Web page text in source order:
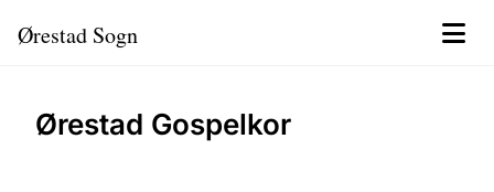
Ørestad Sogn
Ørestad Gospelkor